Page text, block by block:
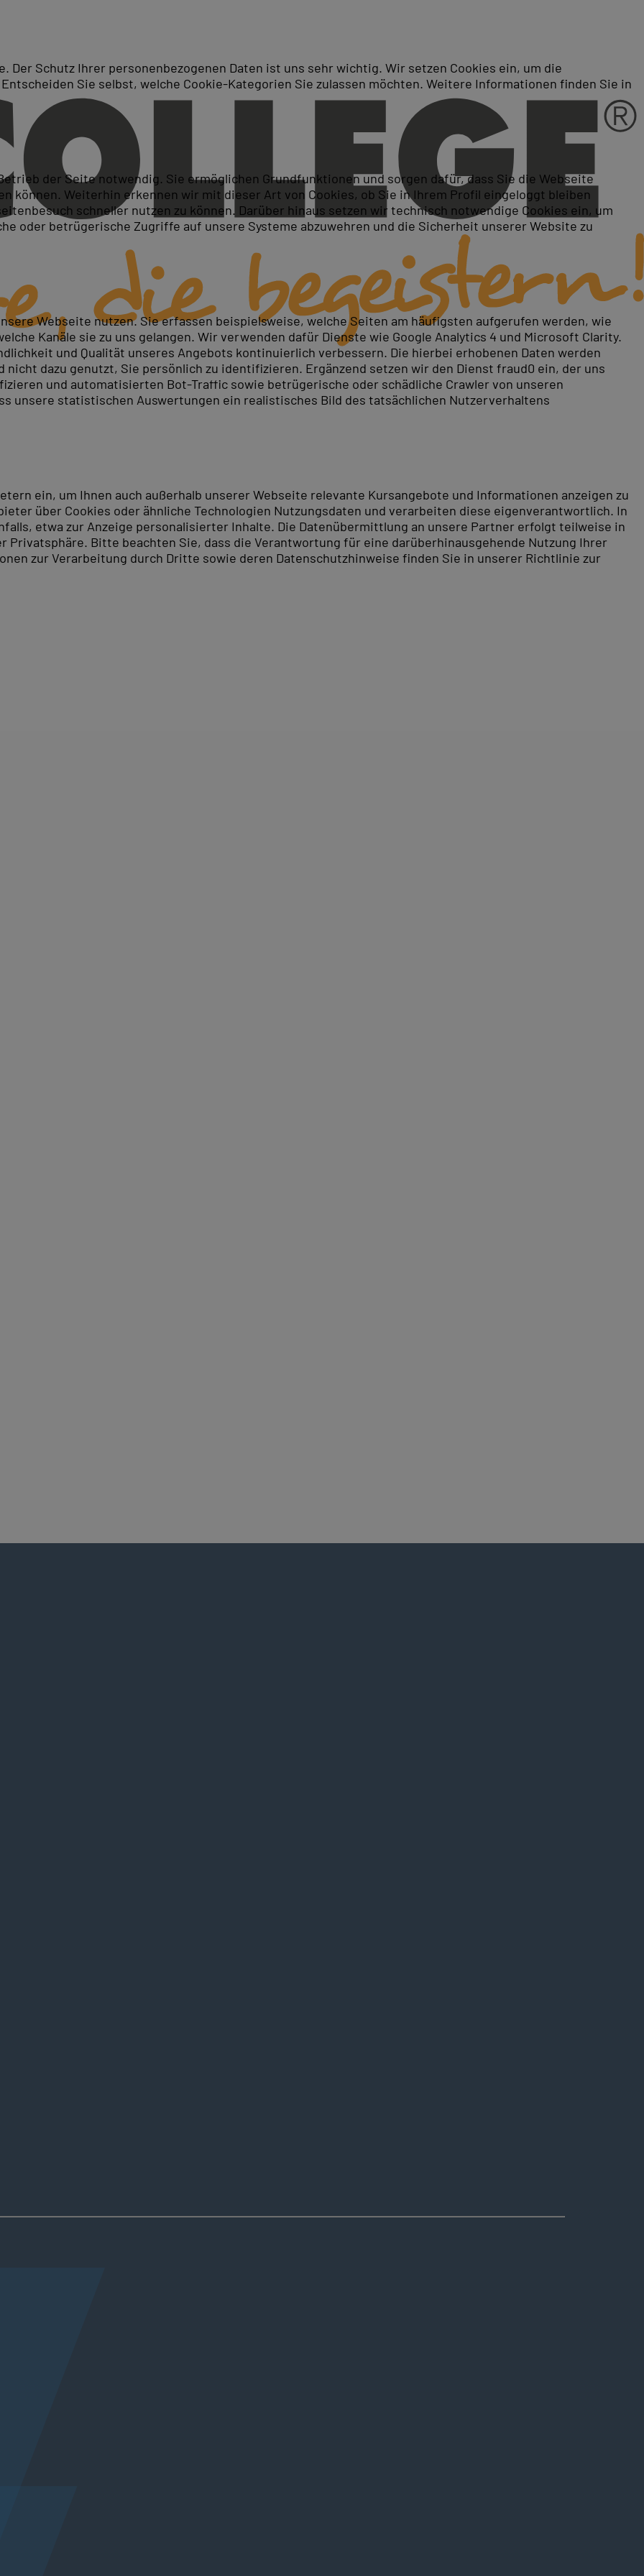
PowerPoint
Der Schutz Ihrer personenbezogenen Daten ist uns sehr wichtig. Wir setzen Cookies ein, um die
Sie selbst, welche Cookie-Kategorien Sie zulassen möchten. Weitere Informationen finden Sie in
der Seite notwendig. Sie ermöglichen Grundfunktionen und sorgen dafür, dass Sie die Webseite
können. Weiterhin erkennen wir mit dieser Art von Cookies, ob Sie in Ihrem Profil eingeloggt bleiben
schneller nutzen zu können. Darüber hinaus setzen wir technisch notwendige Cookies ein, um
oder betrügerische Zugriffe auf unsere Systeme abzuwehren und die Sicherheit unserer Website zu
Webseite nutzen. Sie erfassen beispielsweise, welche Seiten am häufigsten aufgerufen werden, wie
Kanäle sie zu uns gelangen. Wir verwenden dafür Dienste wie Google Analytics 4 und Microsoft Clarity.
und Qualität unseres Angebots kontinuierlich verbessern. Die hierbei erhobenen Daten werden
dazu genutzt, Sie persönlich zu identifizieren. Ergänzend setzen wir den Dienst fraud0 ein, der uns
und automatisierten Bot-Traffic sowie betrügerische oder schädliche Crawler von unseren
unsere statistischen Auswertungen ein realistisches Bild des tatsächlichen Nutzerverhaltens
ein, um Ihnen auch außerhalb unserer Webseite relevante Kursangebote und Informationen anzeigen zu
über Cookies oder ähnliche Technologien Nutzungsdaten und verarbeiten diese eigenverantwortlich. In
etwa zur Anzeige personalisierter Inhalte. Die Datenübermittlung an unsere Partner erfolgt teilweise in
Privatsphäre. Bitte beachten Sie, dass die Verantwortung für eine darüberhinausgehende Nutzung Ihrer
zur Verarbeitung durch Dritte sowie deren Datenschutzhinweise finden Sie in unserer Richtlinie zur